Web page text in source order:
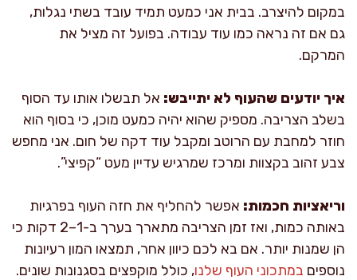
במקום להיצרב. בבית אני כמעט תמיד עובד בשתי נגלות,
גם אם זה נראה כמו עוד עבודה. בפועל זה מציל את
המרקם.
איך יודעים שהעוף לא יתייבש: אל תבשלו אותו עד הסוף
בשלב הצריבה. מספיק שהוא יהיה כמעט מוכן, כי בסוף הוא
חוזר למחבת עם הרוטב ומקבל עוד דקה של חום. אני מחפש
צבע זהוב בקצוות ומרכז שמרגיש עדיין מעט “קפיצי”.
וריאציות חכמות: אפשר להחליף את חזה העוף בפרגיות
באותה כמות, ואז זמן הצריבה מתארך בערך ב-1–2 דקות כי
הן שמנות יותר. אם בא לכם כיוון אחר, תמצאו המון רעיונות
נוספים במתכוני העוף שלנו, כולל מוקפצים בסגנונות שונים.